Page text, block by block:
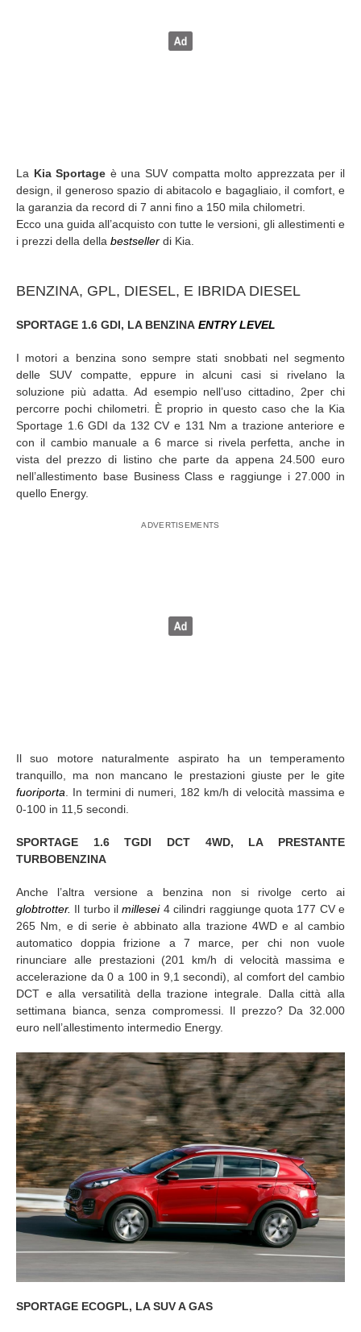
La Kia Sportage è una SUV compatta molto apprezzata per il
design, il generoso spazio di abitacolo e bagagliaio, il comfort, e
la garanzia da record di 7 anni fino a 150 mila chilometri.
Ecco una guida all’acquisto con tutte le versioni, gli allestimenti e
i prezzi della della bestseller di Kia.
BENZINA, GPL, DIESEL, E IBRIDA DIESEL
SPORTAGE 1.6 GDI, LA BENZINA ENTRY LEVEL
I motori a benzina sono sempre stati snobbati nel segmento
delle SUV compatte, eppure in alcuni casi si rivelano la
soluzione più adatta. Ad esempio nell’uso cittadino, 2per chi
percorre pochi chilometri. È proprio in questo caso che la Kia
Sportage 1.6 GDI da 132 CV e 131 Nm a trazione anteriore e
con il cambio manuale a 6 marce si rivela perfetta, anche in
vista del prezzo di listino che parte da appena 24.500 euro
nell’allestimento base Business Class e raggiunge i 27.000 in
quello Energy.
Il suo motore naturalmente aspirato ha un temperamento
tranquillo, ma non mancano le prestazioni giuste per le gite
fuoriporta . In termini di numeri, 182 km/h di velocità massima e
0-100 in 11,5 secondi.
SPORTAGE 1.6 TGDI DCT 4WD, LA PRESTANTE
TURBOBENZINA
Anche l’altra versione a benzina non si rivolge certo ai
globtrotter. Il turbo ilmillesei4 cilindri raggiunge quota 177 CV e
265 Nm, e di serie è abbinato alla trazione 4WD e al cambio
automatico doppia frizione a 7 marce, per chi non vuole
rinunciare alle prestazioni (201 km/h di velocità massima e
accelerazione da 0 a 100 in 9,1 secondi), al comfort del cambio
DCT e alla versatilità della trazione integrale. Dalla città alla
settimana bianca, senza compromessi. Il prezzo? Da 32.000
euro nell’allestimento intermedio Energy.
SPORTAGE ECOGPL, LA SUV A GAS